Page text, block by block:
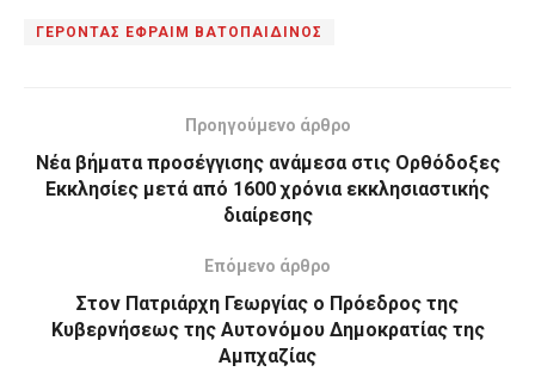
ΓΕΡΟΝΤΑΣ ΕΦΡΑΙΜ ΒΑΤΟΠΑΙΔΙΝΟΣ
Προηγούμενο άρθρο
Nέα βήματα προσέγγισης ανάμεσα στις Ορθόδοξες
Εκκλησίες μετά από 1600 χρόνια εκκλησιαστικής
διαίρεσης
Επόμενο άρθρο
Στον Πατριάρχη Γεωργίας ο Πρόεδρος της
Κυβερνήσεως της Αυτονόμου Δημοκρατίας της
Αμπχαζίας